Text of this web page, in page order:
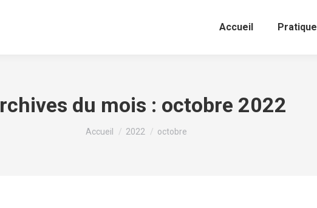
Accueil Pratique
du mois : octobre 2022
Vous êtes ici :
Accueil 2022 octobre